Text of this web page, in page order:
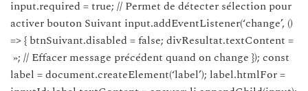
input.required = true; // Permet de détecter sélection pour
activer bouton Suivant input.addEventListener(‘change’, ()
=> { btnSuivant.disabled = false; divResultat.textContent =
»; // Effacer message précédent quand on change }); const
label = document.createElement(‘label’); label.htmlFor =